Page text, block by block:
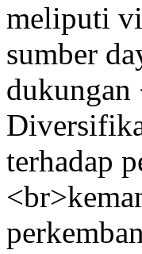
meliputi
sumber
dukungan
terhadap